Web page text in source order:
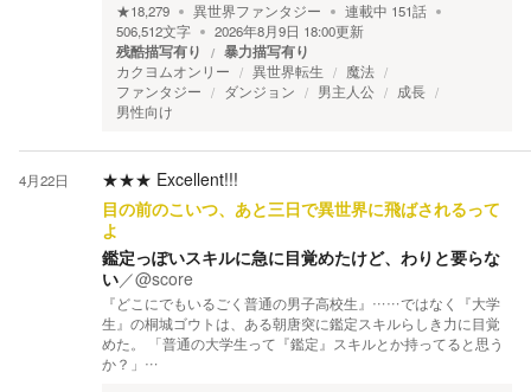
★18,279 異世界ファンタジー 連載中 151話
506,512文字 2026年8月9日 18:00更新
残酷描写有り 暴力描写有り
カクヨムオンリー 異世界転生
魔法
ファンタジー
ダンジョン 男主人公
成長
男性向け
4月22日 ★★★ Excellent!!!
目の前のこいつ、あと三日で異世界に飛ばされるって
よ
鑑定っぽいスキルに急に目覚めたけど、わりと要らな
い／@score
『どこにでもいるごく普通の男子高校生』……ではなく『大学
生』の桐城ゴウトは、ある朝唐突に鑑定スキルらしき力に目覚
めた。 「普通の大学生って『鑑定』スキルとか持ってると思う
か？」…